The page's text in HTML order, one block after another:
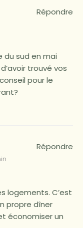
du sud en mai
trouvé vos
pour le
Répondre
logements. C’est
propre dîner
économiser un
Répondre